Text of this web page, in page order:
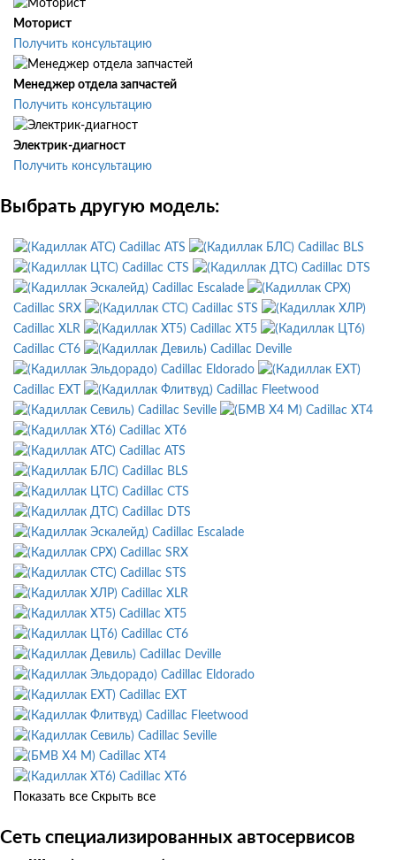
Моторист
Получить консультацию
Менеджер отдела запчастей
Получить консультацию
Электрик-диагност
Получить консультацию
Выбрать другую модель:
Cadillac ATS
Cadillac BLS
Cadillac CTS
Cadillac DTS
Cadillac Escalade
Cadillac SRX
Cadillac STS
Cadillac XLR
Cadillac XT5
Cadillac CT6
Cadillac Deville
Cadillac Eldorado
Cadillac EXT
Cadillac Fleetwood
Cadillac Seville
Cadillac XT4
Cadillac XT6
Cadillac ATS
Cadillac BLS
Cadillac CTS
Cadillac DTS
Cadillac Escalade
Cadillac SRX
Cadillac STS
Cadillac XLR
Cadillac XT5
Cadillac CT6
Cadillac Deville
Cadillac Eldorado
Cadillac EXT
Cadillac Fleetwood
Cadillac Seville
Cadillac XT4
Cadillac XT6
Показать все Скрыть все
Сеть специализированных автосервисов